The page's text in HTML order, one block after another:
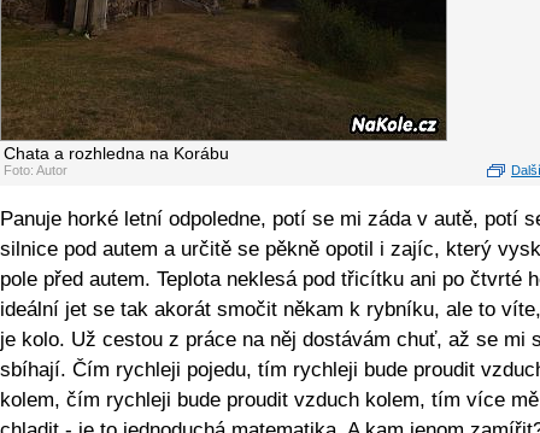
Chata a rozhledna na Korábu
Foto: Autor
Panuje horké letní odpoledne, potí se mi záda v autě, potí
silnice pod autem a určitě se pěkně opotil i zajíc, který
pole před autem. Teplota neklesá pod třicítku ani po čtvrté
ideální jet se tak akorát smočit někam k rybníku, ale to
je kolo. Už cestou z práce na něj dostávám chuť, až se mi
sbíhají. Čím rychleji pojedu, tím rychleji bude proudit
kolem, čím rychleji bude proudit vzduch kolem, tím více